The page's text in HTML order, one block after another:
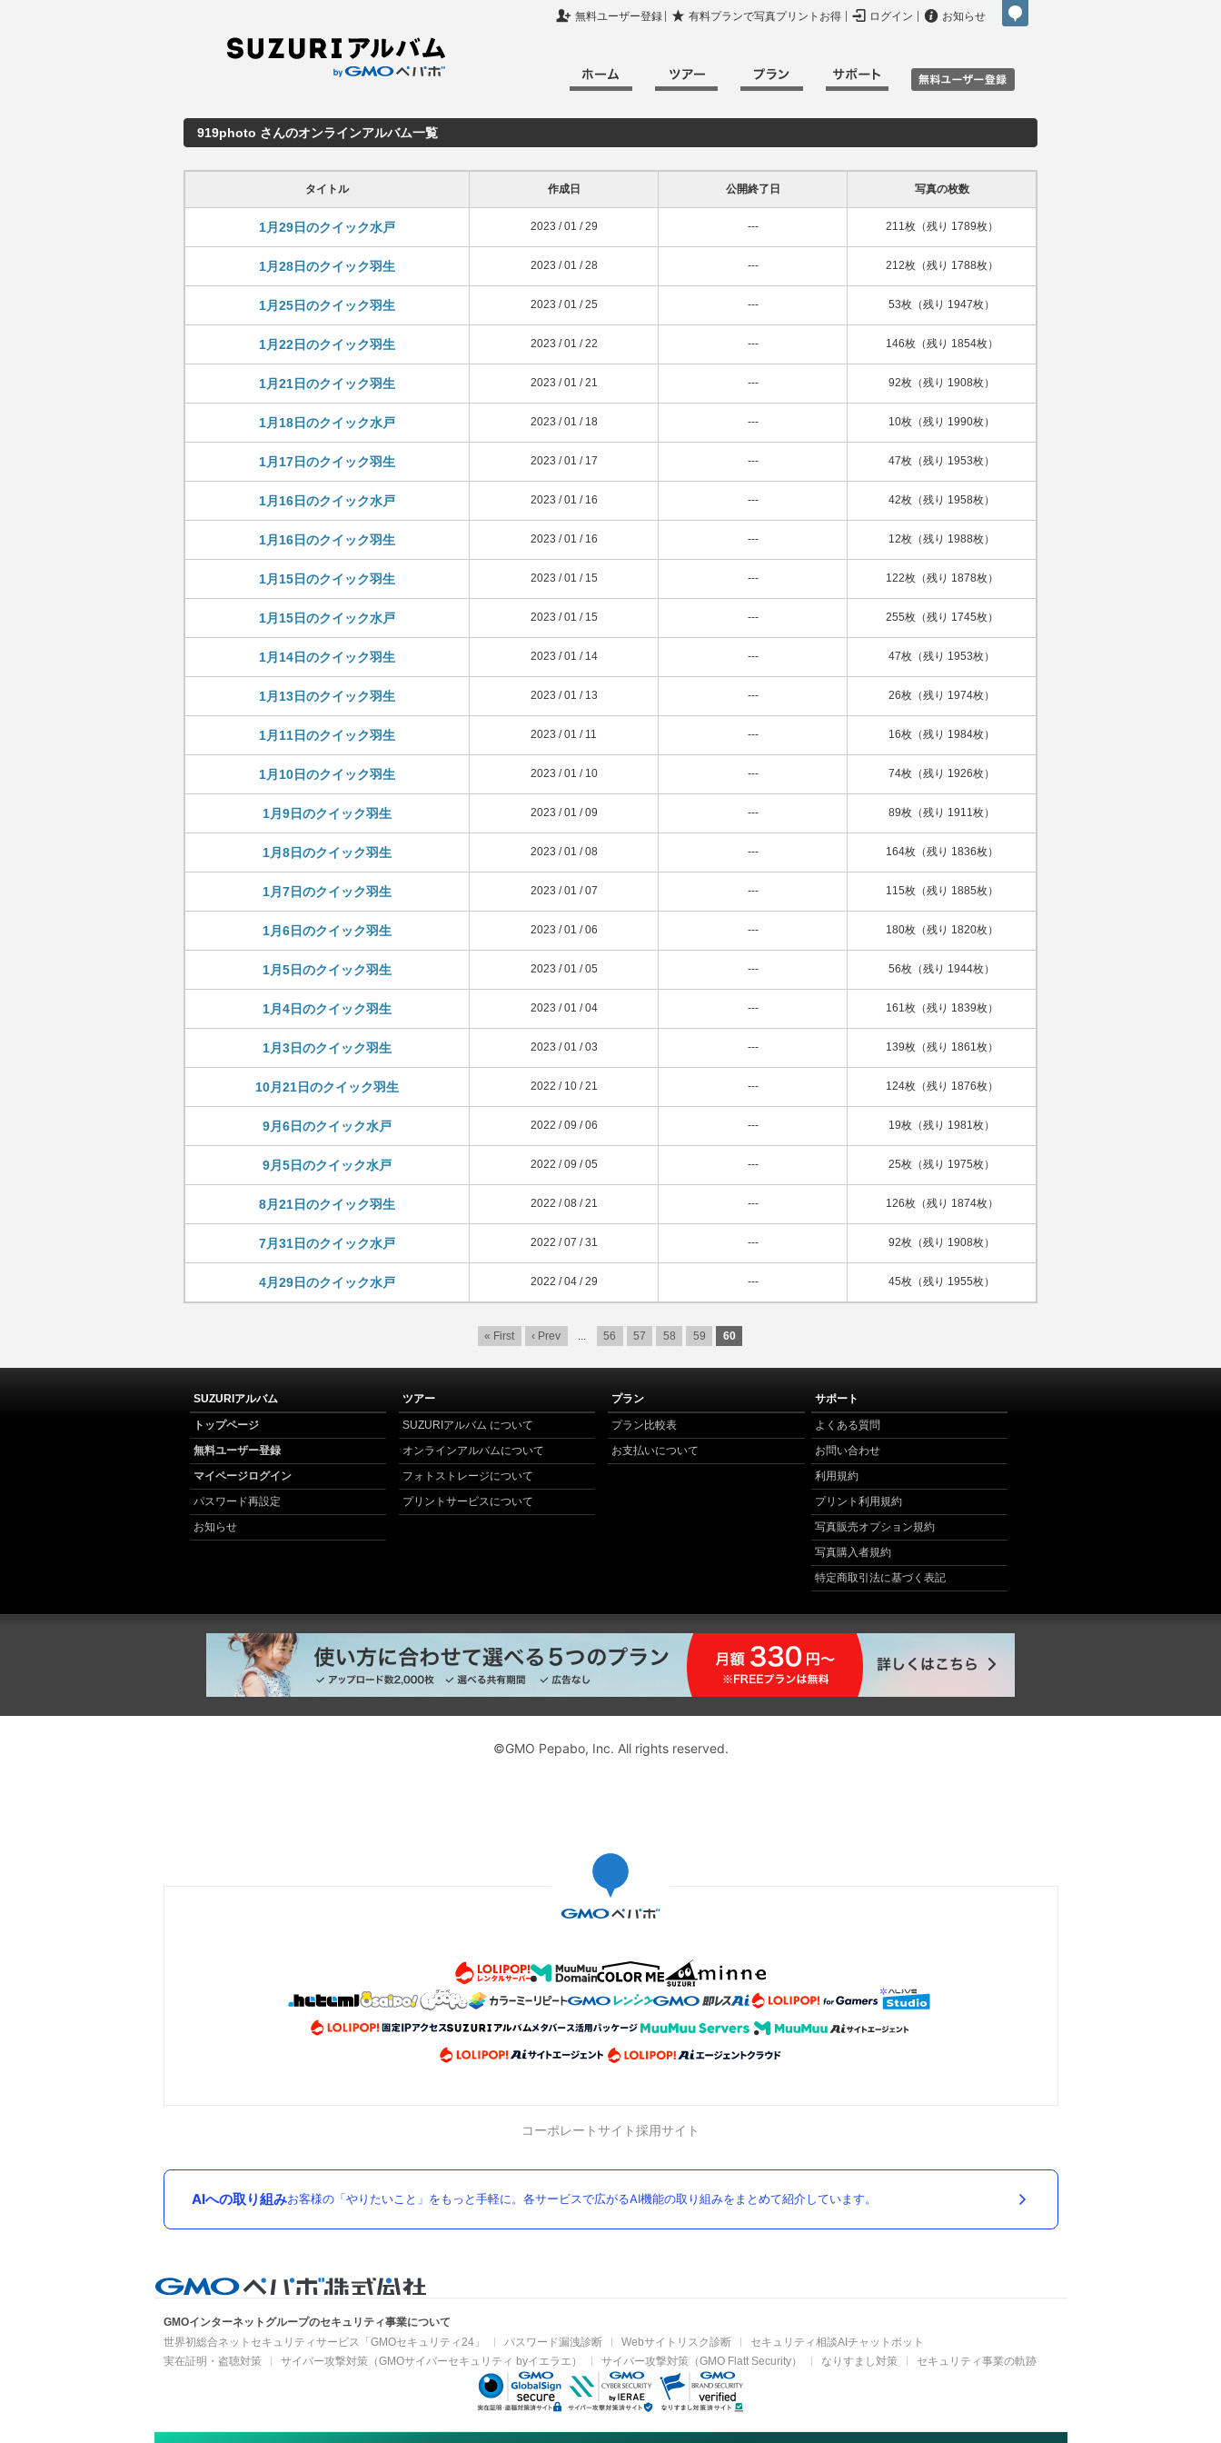
 無料ユーザー登録 ★ 有料プランで写真プリントお得  ログイン  お知らせ
919photo さんのオンラインアルバム一覧
タイトル 作成日 公開終了日 写真の枚数
1月29日のクイック水戸 2023 / 01 / 29 --- 211枚（残り 1789枚）
1月28日のクイック羽生 2023 / 01 / 28 --- 212枚（残り 1788枚）
1月25日のクイック羽生 2023 / 01 / 25 --- 53枚（残り 1947枚）
1月22日のクイック羽生 2023 / 01 / 22 --- 146枚（残り 1854枚）
1月21日のクイック羽生 2023 / 01 / 21 --- 92枚（残り 1908枚）
1月18日のクイック水戸 2023 / 01 / 18 --- 10枚（残り 1990枚）
1月17日のクイック羽生 2023 / 01 / 17 --- 47枚（残り 1953枚）
1月16日のクイック水戸 2023 / 01 / 16 --- 42枚（残り 1958枚）
1月16日のクイック羽生 2023 / 01 / 16 --- 12枚（残り 1988枚）
1月15日のクイック羽生 2023 / 01 / 15 --- 122枚（残り 1878枚）
1月15日のクイック水戸 2023 / 01 / 15 --- 255枚（残り 1745枚）
1月14日のクイック羽生 2023 / 01 / 14 --- 47枚（残り 1953枚）
1月13日のクイック羽生 2023 / 01 / 13 --- 26枚（残り 1974枚）
1月11日のクイック羽生 2023 / 01 / 11 --- 16枚（残り 1984枚）
1月10日のクイック羽生 2023 / 01 / 10 --- 74枚（残り 1926枚）
1月9日のクイック羽生 2023 / 01 / 09 --- 89枚（残り 1911枚）
1月8日のクイック羽生 2023 / 01 / 08 --- 164枚（残り 1836枚）
1月7日のクイック羽生 2023 / 01 / 07 --- 115枚（残り 1885枚）
1月6日のクイック羽生 2023 / 01 / 06 --- 180枚（残り 1820枚）
1月5日のクイック羽生 2023 / 01 / 05 --- 56枚（残り 1944枚）
1月4日のクイック羽生 2023 / 01 / 04 --- 161枚（残り 1839枚）
1月3日のクイック羽生 2023 / 01 / 03 --- 139枚（残り 1861枚）
10月21日のクイック羽生 2022 / 10 / 21 --- 124枚（残り 1876枚）
9月6日のクイック水戸 2022 / 09 / 06 --- 19枚（残り 1981枚）
9月5日のクイック水戸 2022 / 09 / 05 --- 25枚（残り 1975枚）
8月21日のクイック羽生 2022 / 08 / 21 --- 126枚（残り 1874枚）
7月31日のクイック水戸 2022 / 07 / 31 --- 92枚（残り 1908枚）
4月29日のクイック水戸 2022 / 04 / 29 --- 45枚（残り 1955枚）
« First ‹ Prev 56 57 58 59 60
SUZURIアルバム
トップページ
無料ユーザー登録
マイページログイン
パスワード再設定
お知らせ
ツアー
SUZURIアルバム について
オンラインアルバムについて
フォトストレージについて
プリントサービスについて
プラン
プラン比較表
お支払いについて
サポート
よくある質問
お問い合わせ
利用規約
プリント利用規約
写真販売オプション規約
写真購入者規約
特定商取引法に基づく表記
©GMO Pepabo, Inc. All rights reserved.
コーポレートサイト採用サイト
AIへの取り組みお客様の「やりたいこと」をもっと手軽に。各サービスで広がるAI機能の取り組みをまとめて紹介しています。
GMOインターネットグループのセキュリティ事業について
世界初総合ネットセキュリティサービス「GMOセキュリティ24」
パスワード漏洩診断 Webサイトリスク診断
セキュリティ相談AIチャットボット
実在証明・盗聴対策
サイバー攻撃対策（GMOサイバーセキュリティ byイエラエ） サイバー攻撃対策（GMO Flatt Security） なりすまし対策 セキュリティ事業の軌跡